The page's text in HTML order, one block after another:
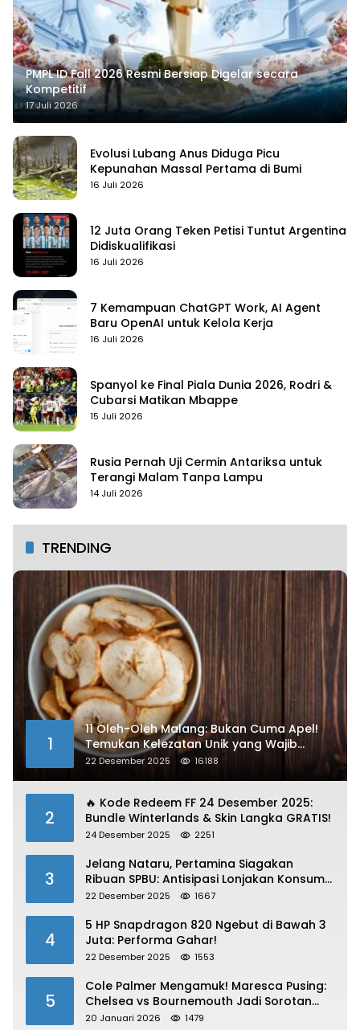
PMPL ID Fall 2026 Resmi Bersiap Digelar secara
Kompetitif
17 Juli 2026
Evolusi Lubang Anus Diduga Picu
Kepunahan Massal Pertama di Bumi
16 Juli 2026
12 Juta Orang Teken Petisi Tuntut Argentina
Didiskualifikasi
16 Juli 2026
7 Kemampuan ChatGPT Work, AI Agent
Baru OpenAI untuk Kelola Kerja
16 Juli 2026
Spanyol ke Final Piala Dunia 2026, Rodri &
Cubarsi Matikan Mbappe
15 Juli 2026
Rusia Pernah Uji Cermin Antariksa untuk
Terangi Malam Tanpa Lampu
14 Juli 2026
TRENDING
1
11 Oleh-Oleh Malang: Bukan Cuma Apel!
Temukan Kelezatan Unik yang Wajib
Dibawa
22 Desember 2025 16188
2
🔥 Kode Redeem FF 24 Desember 2025:
Bundle Winterlands & Skin Langka GRATIS!
24 Desember 2025 2251
3
Jelang Nataru, Pertamina Siagakan
Ribuan SPBU: Antisipasi Lonjakan Konsumsi
BBM dan LPG!
22 Desember 2025 1667
4
5 HP Snapdragon 820 Ngebut di Bawah 3
Juta: Performa Gahar!
22 Desember 2025 1553
5
Cole Palmer Mengamuk! Maresca Pusing:
Chelsea vs Bournemouth Jadi Sorotan
Utama
20 Januari 2026 1479